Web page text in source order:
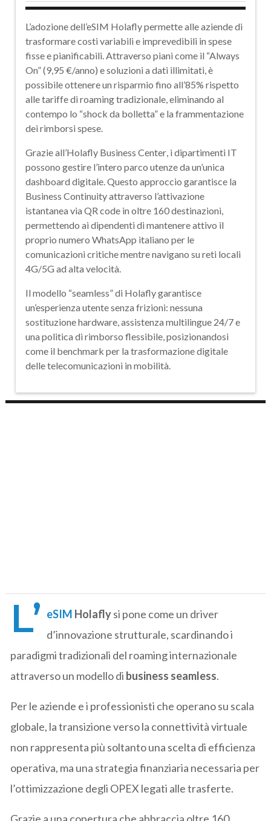
L’adozione dell’eSIM Holafly permette alle aziende di
trasformare costi variabili e imprevedibili in spese
fisse e pianificabili. Attraverso piani come il “Always
On” (9,95 €/anno) e soluzioni a dati illimitati, è
possibile ottenere unrisparmio fino all’85% rispetto
alle tariffe di roaming tradizionale, eliminando al
contempo lo “shock da bolletta” e la frammentazione
dei rimborsi spese.
Grazie all’Holafly Business Center, i dipartimenti IT
possono gestire l’intero parco utenze da un’unica
dashboard digitale. Questo approccio garantisce la
Business Continuityattraverso l’attivazione
istantanea via QR code in oltre 160 destinazioni,
permettendo ai dipendenti di mantenere attivo il
proprio numero WhatsApp italiano per le
comunicazioni critiche mentre navigano su reti locali
4G/5G ad alta velocità.
Il modello “seamless” di Holafly garantisce
un’esperienza utente senza frizioni: nessuna
sostituzione hardware, assistenza multilingue 24/7 e
una politica di rimborso flessibile, posizionandosi
come il benchmark per la trasformazione digitale
delle telecomunicazioni in mobilità.
L’ eSIM Holaflysi pone come un driver
d’innovazione strutturale, scardinando i
paradigmi tradizionali del roaming internazionale
attraverso un modello di business seamless.
Per le aziende e i professionisti che operano su scala
globale, la transizione verso la connettività virtuale
non rappresenta più soltanto una scelta di efficienza
operativa, ma una strategia finanziaria necessaria per
l’ottimizzazione degli OPEX legati alle trasferte.